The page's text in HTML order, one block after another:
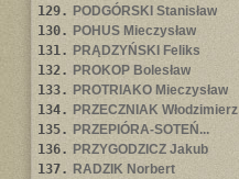
129. PODGÓRSKI Stanisław
130. POHUS Mieczysław
131. PRĄDZYŃSKI Feliks
132. PROKOP Bolesław
133. PROTRIAKO Mieczysław
134. PRZECZNIAK Włodzimierz
135. PRZEPIÓRA-SOTEŃ...
136. PRZYGODZICZ Jakub
137. RADZIK Norbert